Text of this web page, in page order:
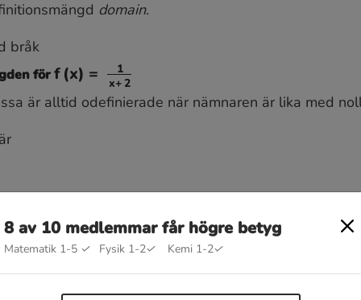
f domain.
bråk
för
f(x =1x+2
är alltid odefinierade när nämnaren är lika med
definierad för alla
8 av 10 medlemmar får högre betyg
Matematik 1-5 ✓ Fysik 1-2✓ Kemi 1-2✓